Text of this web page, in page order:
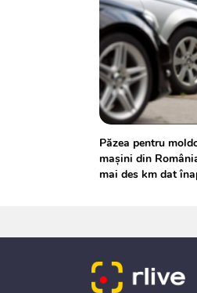
Păzea pentru
mașini din
mai des km dat